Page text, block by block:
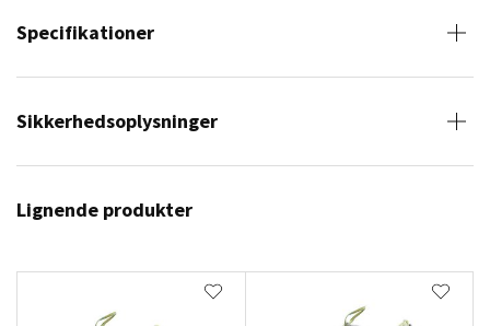
Specifikationer
Sikkerhedsoplysninger
Lignende produkter